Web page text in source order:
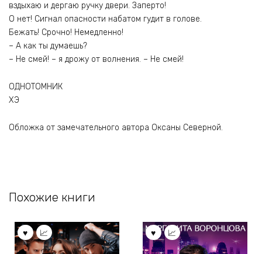
вздыхаю и дергаю ручку двери. Заперто!
О нет! Сигнал опасности набатом гудит в голове.
Бежать! Срочно! Немедленно!
– А как ты думаешь?
– Не смей! – я дрожу от волнения. – Не смей!
ОДНОТОМНИК
ХЭ
Обложка от замечательного автора Оксаны Северной.
Похожие книги